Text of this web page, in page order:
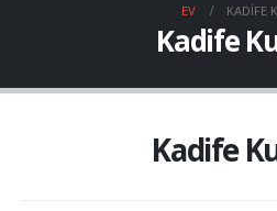
EV KADIFE
Kadife
Kadife